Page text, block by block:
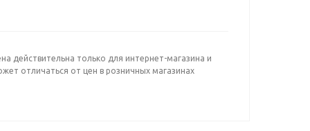
действительна только для интернет-магазина и
отличаться от цен в розничных магазинах